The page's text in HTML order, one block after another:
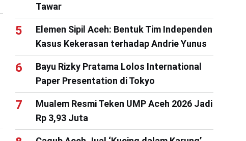
Tawar
Elemen Sipil Aceh: Bentuk Tim Independen
Kasus Kekerasan terhadap Andrie Yunus
Bayu Rizky Pratama Lolos International
Paper Presentation di Tokyo
Mualem Resmi Teken UMP Aceh 2026 Jadi
Rp 3,93 Juta